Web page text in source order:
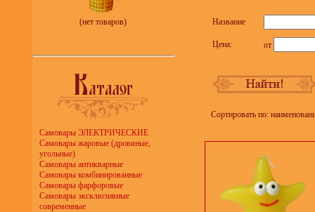
(нет товаров)
Самовары ЭЛЕКТРИЧЕСКИЕ
Самовары жаровые (дровяные,
угольные)
Самовары антикварные
Самовары комбинированные
Самовары фарфоровые
Самовары эксклюзивные
современные
Название
Цена: от
Сортировать по: